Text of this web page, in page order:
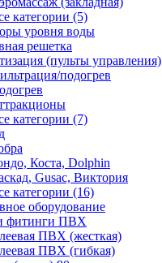
категории (5)
уровня воды
решетка
(пульты управления)
подогрев
категории (7)
Коста, Dolphin
Gusac, Виктория
категории (16)
оборудование
фитинги ПВХ
ПВХ (жесткая)
ПВХ (гибкая)